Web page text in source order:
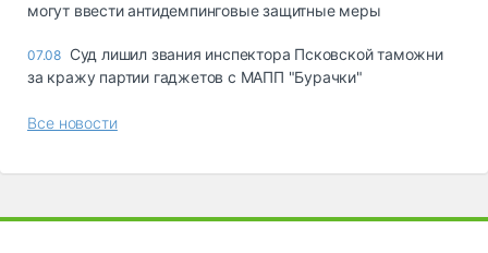
могут ввести антидемпинговые защитные меры
07.08 Суд лишил звания инспектора Псковской таможни
за кражу партии гаджетов с МАПП "Бурачки"
Все новости